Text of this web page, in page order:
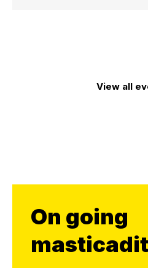
View all
On going